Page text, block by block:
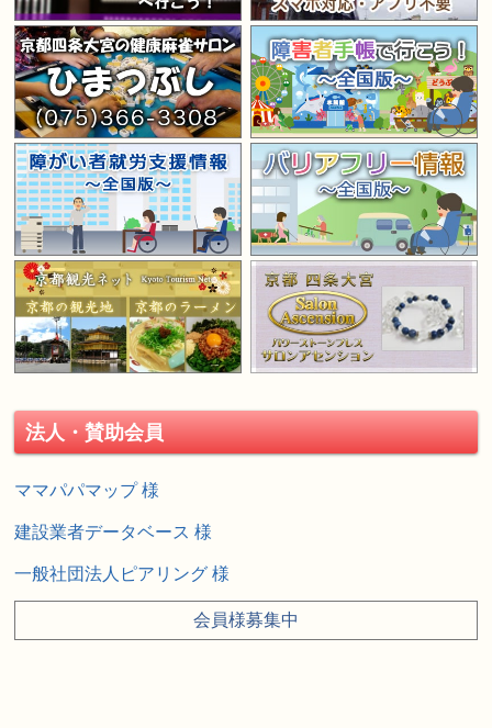
法人・賛助会員
ママパパマップ 様
建設業者データベース 様
一般社団法人ピアリング 様
会員様募集中